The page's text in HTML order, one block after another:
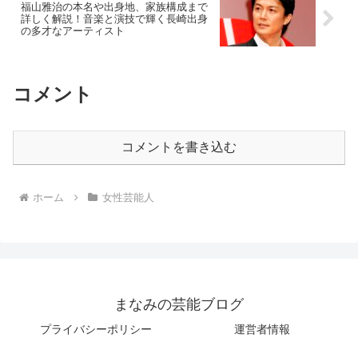
福山雅治の本名や出身地、家族構成まで
詳しく解説！音楽と演技で輝く長崎出身
の多才なアーティスト
コメント
コメントを書き込む
ホーム 女性芸能人
まなみの芸能ブログ
プライバシーポリシー
運営者情報